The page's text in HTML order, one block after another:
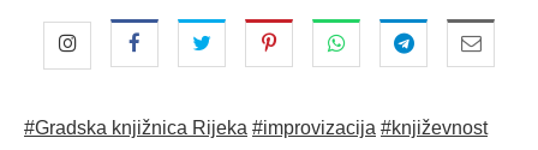
#Gradska knjižnica Rijeka #improvizacija #književnost